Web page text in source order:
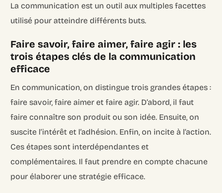
La communication est un outil aux multiples facettes
utilisé pour atteindre différents buts.
Faire savoir, faire aimer, faire agir : les
trois étapes clés de la communication
efficace
En communication, on distingue trois grandes étapes :
faire savoir, faire aimer et faire agir. D’abord, il faut
faire connaître son produit ou son idée. Ensuite, on
suscite l’intérêt et l’adhésion. Enfin, on incite à l’action.
Ces étapes sont interdépendantes et
complémentaires. Il faut prendre en compte chacune
pour élaborer une stratégie efficace.